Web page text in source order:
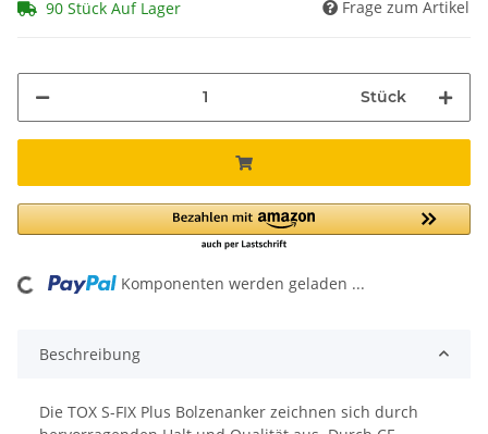
90 Stück Auf Lager Frage zum Artikel
Stück
Komponenten werden geladen ...
Beschreibung
Die TOX S-FIX Plus Bolzenanker zeichnen sich durch